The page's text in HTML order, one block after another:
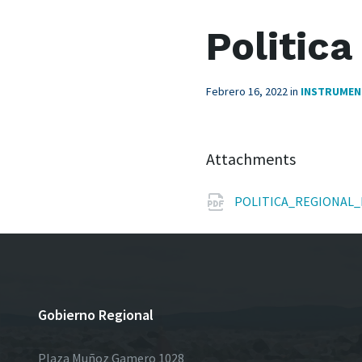
Politica
Febrero 16, 2022in
Attachments
Gobierno Regional
Plaza Muñoz Gamero 1028